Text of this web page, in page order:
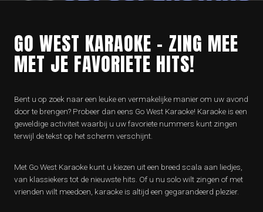
GO WEST KARAOKE – ZING MEE
MET JE FAVORIETE HITS!
Bent u op zoek naar een leuke en vermakelijke manier om uw avond
door te brengen? Probeer dan eens Go West Karaoke! Karaoke is een
geweldige activiteit waarbij u uw favoriete nummers kunt zingen
terwijl de tekst op het scherm verschijnt.
Met Go West Karaoke kunt u kiezen uit een breed scala aan liedjes,
van klassiekers tot de nieuwste hits. Of u nu solo wilt zingen of met
vrienden wilt meedoen, karaoke is altijd een gegarandeerd plezier.